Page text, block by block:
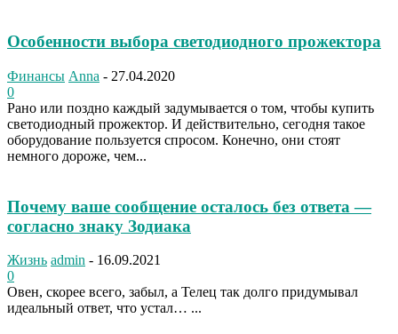
Особенности выбора светодиодного прожектора
Финансы Anna - 27.04.2020
0
Рано или поздно каждый задумывается о том, чтобы купить
светодиодный прожектор. И действительно, сегодня такое
оборудование пользуется спросом. Конечно, они стоят
немного дороже, чем...
Почему ваше сообщение осталось без ответа —
согласно знаку Зодиака
Жизнь admin - 16.09.2021
0
Овен, скорее всего, забыл, а Телец так долго придумывал
идеальный ответ, что устал… ...